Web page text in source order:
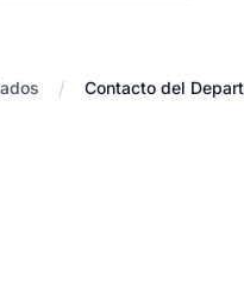
/ Contacto del